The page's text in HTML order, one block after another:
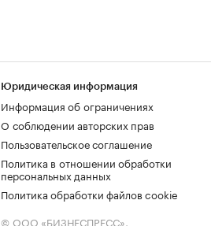
Юридическая информация
Информация об ограничениях
О соблюдении авторских прав
Пользовательское соглашение
Политика в отношении обработки
персональных данных
Политика обработки файлов cookie
© ООО «БИЗНЕСПРЕСС»,